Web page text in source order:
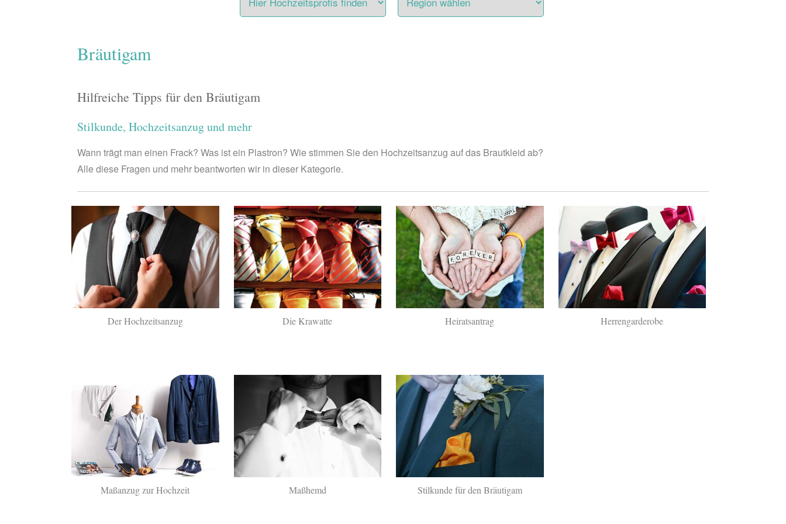
Bräutigam
Hilfreiche Tipps für den Bräutigam
Stilkunde, Hochzeitsanzug und mehr
Wann trägt man einen Frack? Was ist ein Plastron? Wie stimmen Sie den Hochzeitsanzug auf das Brautkleid ab?
Alle diese Fragen und mehr beantworten wir in dieser Kategorie.
Der Hochzeitsanzug Die Krawatte Heiratsantrag Herrengarderobe
Maßanzug zur Hochzeit Maßhemd Stilkunde für den Bräutigam